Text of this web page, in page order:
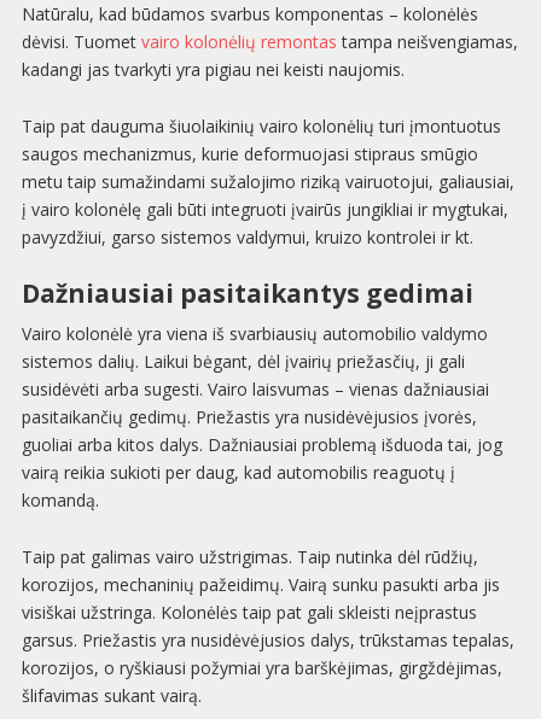
Natūralu, kad būdamos svarbus komponentas – kolonėlės
dėvisi. Tuomet vairo kolonėlių remontas tampa neišvengiamas,
kadangi jas tvarkyti yra pigiau nei keisti naujomis.
Taip pat dauguma šiuolaikinių vairo kolonėlių turi įmontuotus
saugos mechanizmus, kurie deformuojasi stipraus smūgio
metu taip sumažindami sužalojimo riziką vairuotojui, galiausiai,
į vairo kolonėlę gali būti integruoti įvairūs jungikliai ir mygtukai,
pavyzdžiui, garso sistemos valdymui, kruizo kontrolei ir kt.
Dažniausiai pasitaikantys gedimai
Vairo kolonėlė yra viena iš svarbiausių automobilio valdymo
sistemos dalių. Laikui bėgant, dėl įvairių priežasčių, ji gali
susidėvėti arba sugesti. Vairo laisvumas – vienas dažniausiai
pasitaikančių gedimų. Priežastis yra nusidėvėjusios įvorės,
guoliai arba kitos dalys. Dažniausiai problemą išduoda tai, jog
vairą reikia sukioti per daug, kad automobilis reaguotų į
komandą.
Taip pat galimas vairo užstrigimas. Taip nutinka dėl rūdžių,
korozijos, mechaninių pažeidimų. Vairą sunku pasukti arba jis
visiškai užstringa. Kolonėlės taip pat gali skleisti neįprastus
garsus. Priežastis yra nusidėvėjusios dalys, trūkstamas tepalas,
korozijos, o ryškiausi požymiai yra barškėjimas, girgždėjimas,
šlifavimas sukant vairą.